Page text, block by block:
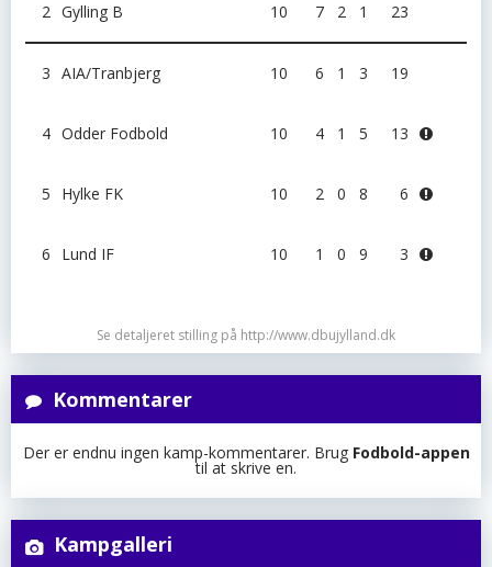
2 Gylling B 10 7 2 1 23
3 AIA/Tranbjerg 10 6 1 3 19
4 Odder Fodbold 10 4 1 5 13
5 Hylke FK 10 2 0 8 6
6 Lund IF 10 1 0 9 3
Se detaljeret stilling på http://www.dbujylland.dk
Kommentarer
Der er endnu ingen kamp-kommentarer. Brug Fodbold-appen
til at skrive en.
Kampgalleri